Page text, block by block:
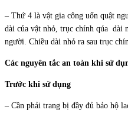
– Thứ 4 là vật gia công uốn quật
dài của vật nhỏ, trục chính qúa dài
người. Chiều dài nhỏ ra sau trục
Các nguyên tắc an toàn khi sử
Trước khi sử dụng
– Cần phải trang bị đầy đủ bảo hộ